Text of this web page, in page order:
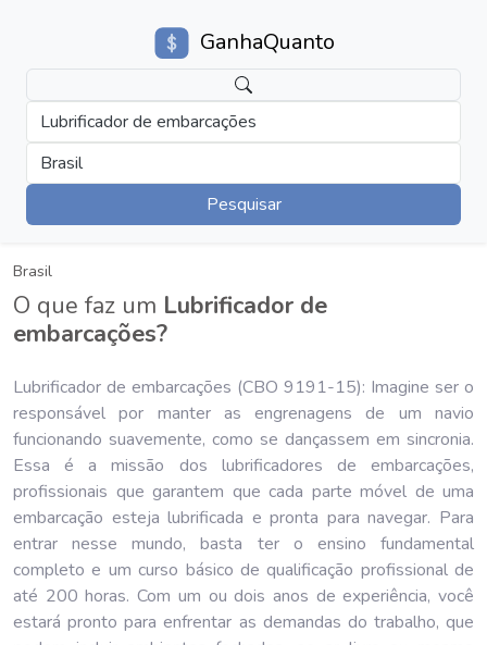
GanhaQuanto
Lubrificador de embarcações
Brasil
Pesquisar
Brasil
O que faz um Lubrificador de
embarcações?
Lubrificador de embarcações (CBO 9191-15): Imagine ser o
responsável por manter as engrenagens de um navio
funcionando suavemente, como se dançassem em sincronia.
Essa é a missão dos lubrificadores de embarcações,
profissionais que garantem que cada parte móvel de uma
embarcação esteja lubrificada e pronta para navegar. Para
entrar nesse mundo, basta ter o ensino fundamental
completo e um curso básico de qualificação profissional de
até 200 horas. Com um ou dois anos de experiência, você
estará pronto para enfrentar as demandas do trabalho, que